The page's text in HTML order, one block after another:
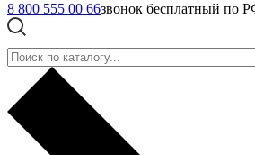
8 800 555 00 66звонок бесплатный по